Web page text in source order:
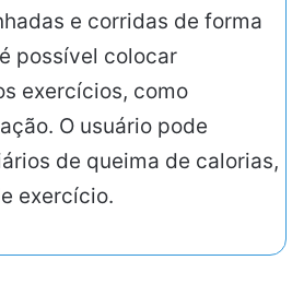
e corridas de forma
possível colocar
exercícios, como
O usuário pode
de queima de calorias,
exercício.